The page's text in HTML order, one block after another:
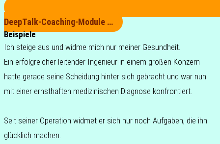
DeepTalk-Coa­ching-Module …
Beispiele
Ich steige aus und widme mich nur meiner Gesundheit.
Ein erfolg­rei­cher lei­ten­der Inge­nieur in einem großen Kon­zern
hatte gerade seine Schei­dung hinter sich gebracht und war nun
mit einer ernst­haf­ten medi­zi­ni­schen Dia­gno­se konfrontiert.
Seit seiner Ope­ra­ti­on widmet er sich nur noch Auf­ga­ben, die ihn
glück­lich machen.